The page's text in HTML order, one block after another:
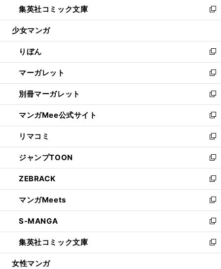
く
で
開
ド
ウ
開
く
ィ
ン
ウ
で
開
く
い
ウ
ン
ド
ウ
で
開
く
集英社コミック文庫
新
し
ウ
ィ
ン
ド
ウ
で
開
く
少女マンガ
りぼん
新
し
い
ウ
ィ
ン
ド
ウ
で
開
く
マーガレット
新
し
い
ウ
ィ
ン
ド
ウ
で
開
く
別冊マーガレット
新
し
い
ウ
ィ
ン
ド
ウ
で
開
く
マンガMee公式サイト
新
し
い
ウ
ィ
ン
ド
ウ
で
開
く
リマコミ
新
し
い
ウ
ィ
ン
ド
ウ
で
開
く
ジャンプTOON
新
し
い
ウ
ィ
ン
ド
ウ
で
開
ZEBRACK
新
し
い
ウ
ィ
ン
ド
ウ
マンガMeets
新
し
い
ウ
ィ
ン
S-MANGA
新
し
い
ウ
集英社コミック文庫
新
し
女性マンガ